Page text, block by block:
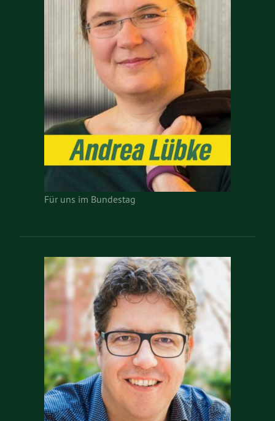
Für uns im Bundestag